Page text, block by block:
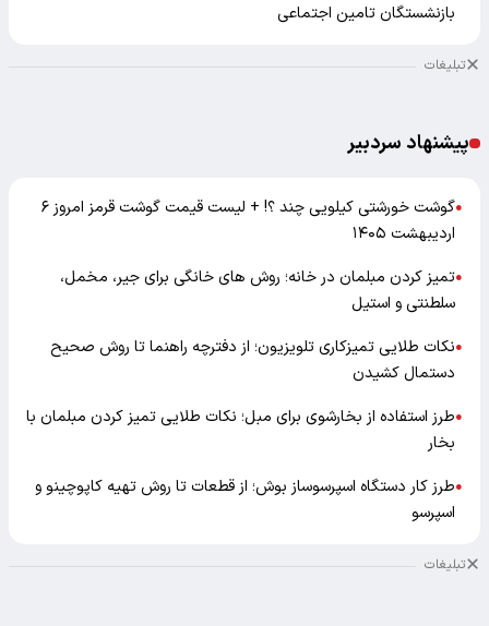
بازنشستگان تامین اجتماعی
تبلیغات
پیشنهاد سردبیر
●
گوشت خورشتی کیلویی چند ؟! + لیست قیمت گوشت قرمز امروز ۶
اردیبهشت ۱۴۰۵
●تمیز کردن مبلمان در خانه؛ روش های خانگی برای جیر، مخمل،
سلطنتی و استیل
●نکات طلایی تمیزکاری تلویزیون؛ از دفترچه راهنما تا روش صحیح
دستمال کشیدن
●طرز استفاده از بخارشوی برای مبل؛ نکات طلایی تمیز کردن مبلمان با
بخار
●طرز کار دستگاه اسپرسوساز بوش؛ از قطعات تا روش تهیه کاپوچینو و
اسپرسو
تبلیغات